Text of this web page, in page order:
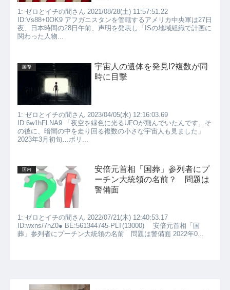
1: ゼロとイチの間さん 2021/08/28(土) 11:57:51.22
ID:Vs88+0OK9 アフガニスタンを管轄するアメリカ中央軍は27日
夜、日本時間の28日午前、声明を発表し「ISの地域組織で計画に
関わった人物...
国際
宇宙人の遺体を発見!?複数が同
時に目撃
1: ゼロとイチの間さん 2023/04/05(水) 12:16:03.69
ID:6w1hFLNA9 「夜空を緑色に光るUFOが飛んでいたんです…そ
の後に、暗闇の中を走り回る複数の小さな宇宙人も見ました」
2023年3月初旬…ボリ...
国内
安倍元首相「国葬」参列者にプ
ーチン大統領の名前？ 問題は
警備面
1: ゼロとイチの間さん 2022/07/21(木) 12:40:53.17
ID:wxns/7hZ0● BE:561344745-PLT(13000) 安倍元首相「国
葬」参列者にプーチン大統領の名前 問題は警備面 2022年0...